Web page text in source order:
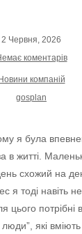
2 Червня, 2026
коментарів
компаній
gosplan
я була
в житті.
схожий на
я тоді навіть
потрібні
люди”, які